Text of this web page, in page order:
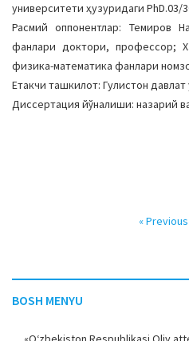
университети ҳузуридаги PhD.03/
Расмий оппонентлар: Темиров
фанлари доктори, профессор;
физика-математика фанлари
Етакчи ташкилот: Гулистон
Диссертация йўналиши: назарий
« Previous
BOSH MENYU